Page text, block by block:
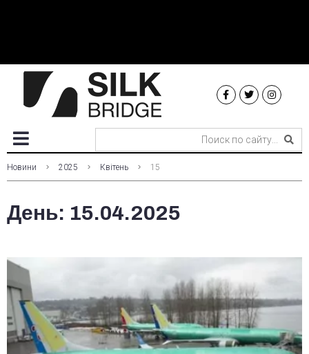
Новини 2025 Квітень 15
День: 15.04.2025